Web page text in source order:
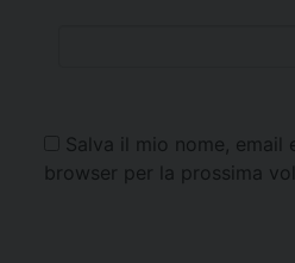
Salva il mio nome, email
browser per la prossima